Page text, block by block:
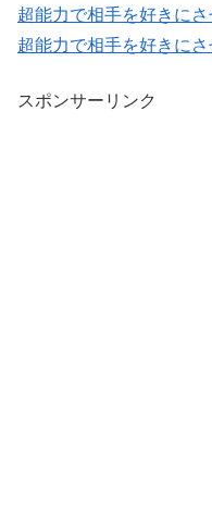
超能力で相手を好きにさ
超能力で相手を好きにさ
スポンサーリンク